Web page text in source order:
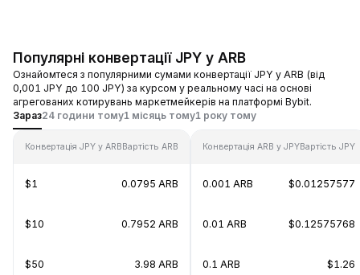
Популярні конвертації JPY у ARB
Ознайомтеся з популярними сумами конвертації JPY у ARB (від
0,001 JPY до 100 JPY) за курсом у реальному часі на основі
агрегованих котирувань маркетмейкерів на платформі Bybit.
Зараз24 години тому1 місяць тому1 року тому
Конвертація JPY у ARBВартість ARB
$1 0.0795 ARB
$10 0.7952 ARB
$50 3.98 ARB
Конвертація ARB у JPYВартість JPY
0.001 ARB $0.01257577
0.01 ARB $0.12575768
0.1 ARB $1.26